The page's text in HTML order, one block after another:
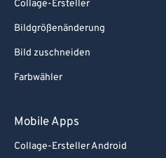
Collage-Ersteller
Bildgrößenänderung
Bild zuschneiden
Farbwähler
Mobile Apps
Collage-Ersteller Android